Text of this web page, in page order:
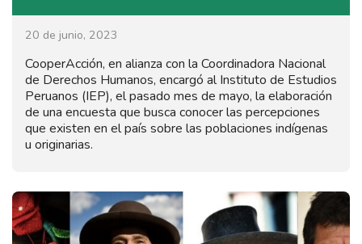
20 de junio, 2023
CooperAcción, en alianza con la Coordinadora Nacional
de Derechos Humanos, encargó al Instituto de Estudios
Peruanos (IEP), el pasado mes de mayo, la elaboración
de una encuesta que busca conocer las percepciones
que existen en el país sobre las poblaciones indígenas
u originarias.